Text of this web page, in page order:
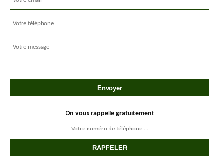
On vous rappelle gratuitement